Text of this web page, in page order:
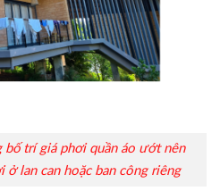
bố trí giá phơi quần áo ướt nên
ở lan can hoặc ban công riêng